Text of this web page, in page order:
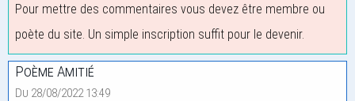
Pour mettre des commentaires vous devez être membre ou
poète du site. Un simple inscription suffit pour le devenir.
Poème Amitié
Du 28/08/2022 13:49